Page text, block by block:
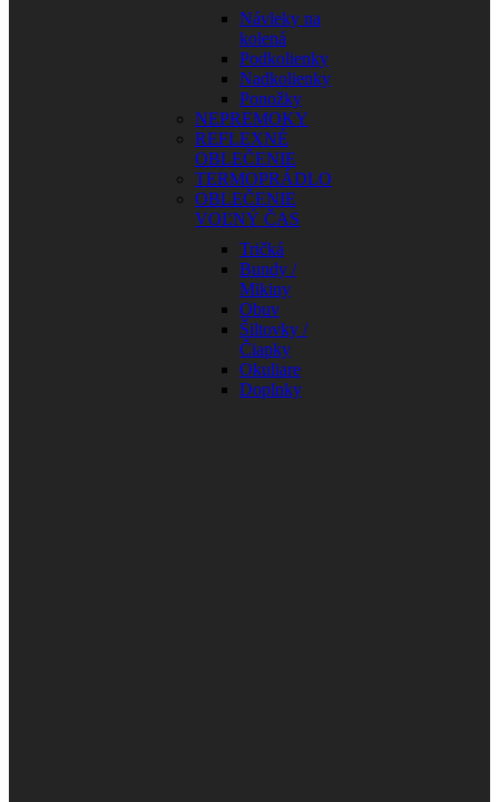
Návleky na
kolená
Podkolienky
Nadkolienky
Ponožky
NEPREMOKY
REFLEXNÉ
OBLEČENIE
TERMOPRÁDLO
OBLEČENIE
VOĽNÝ ČAS
Tričká
Bundy /
Mikiny
Obuv
Šiltovky /
Čiapky
Okuliare
Doplnky